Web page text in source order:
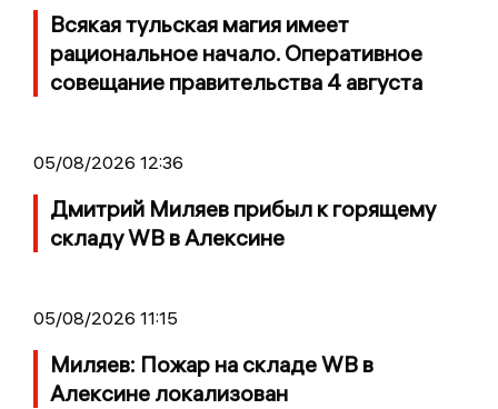
Всякая тульская магия имеет
рациональное начало. Оперативное
совещание правительства 4 августа
05/08/2026 12:36
Дмитрий Миляев прибыл к горящему
складу WB в Алексине
05/08/2026 11:15
Миляев: Пожар на складе WB в
Алексине локализован